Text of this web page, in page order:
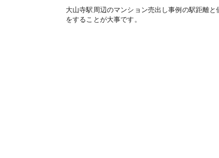
大山寺駅周辺のマンション売出し事例の駅距離
をすることが大事です。